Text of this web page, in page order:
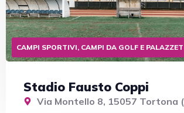
CAMPI SPORTIVI, CAMPI DA GOLF E
Stadio Fausto Coppi
Via Montello 8, 15057 Tortona